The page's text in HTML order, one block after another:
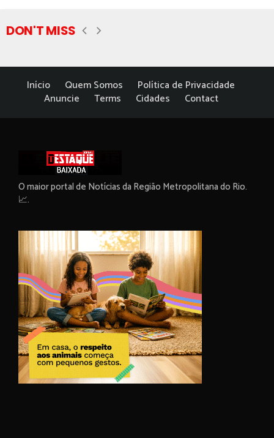
DON'T MISS
Início Quem Somos
Política de Privacidade
Anuncie
Terms Cidades Contact
O maior portal de Notícias da Região Metropolitana do Rio.
📈.